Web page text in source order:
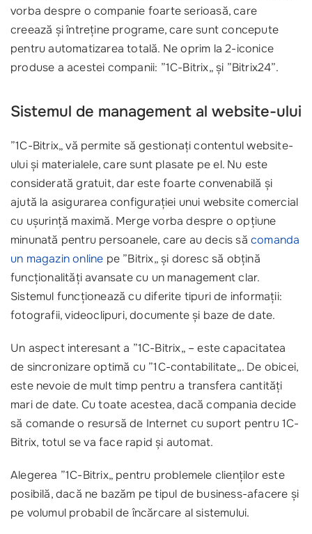
vorba despre o companie foarte serioasă, care
creează și întreține programe, care sunt concepute
pentru automatizarea totală. Ne oprim la 2-iconice
produse a acestei companii: ”1C-Bitrix„ și ”Bitrix24”.
Sistemul de management al website-ului
”1C-Bitrix„ vă permite să gestionați contentul website-
ului și materialele, care sunt plasate pe el. Nu este
considerată gratuit, dar este foarte convenabilă și
ajută la asigurarea configurației unui website comercial
cu ușurință maximă. Merge vorba despre o opțiune
minunată pentru persoanele, care au decis să comanda
un magazin online pe ”Bitrix„ și doresc să obțină
funcționalități avansate cu un management clar.
Sistemul funcționează cu diferite tipuri de informații:
fotografii, videoclipuri, documente și baze de date.
Un aspect interesant a ”1C-Bitrix„ – este capacitatea
de sincronizare optimă cu ”1C-contabilitate„. De obicei,
este nevoie de mult timp pentru a transfera cantități
mari de date. Cu toate acestea, dacă compania decide
să comande o resursă de Internet cu suport pentru 1C-
Bitrix, totul se va face rapid și automat.
Alegerea ”1C-Bitrix„ pentru problemele clienților este
posibilă, dacă ne bazăm pe tipul de business-afacere și
pe volumul probabil de încărcare al sistemului.